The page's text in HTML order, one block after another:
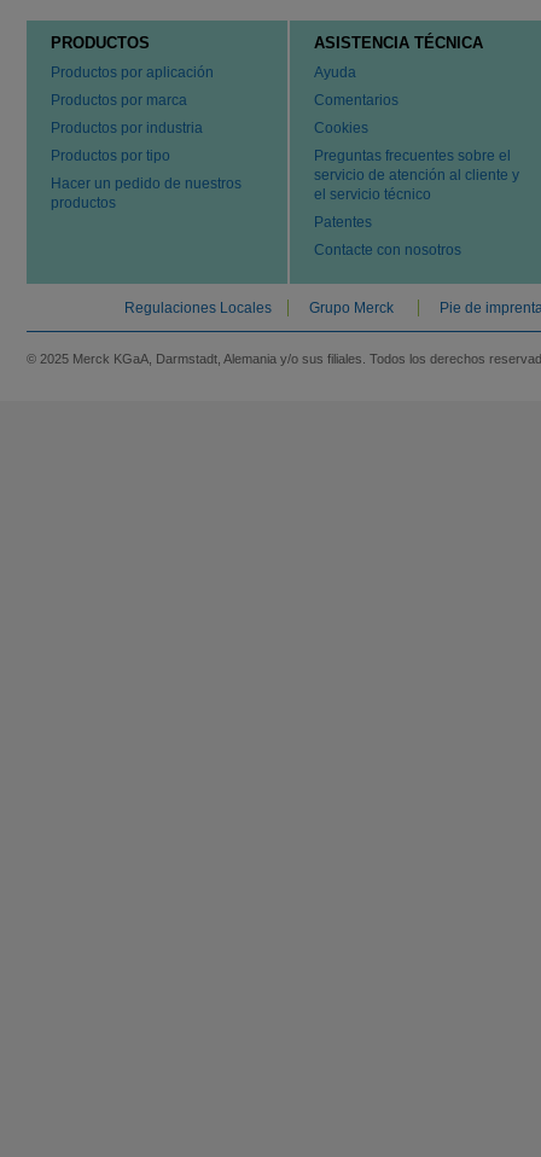
PRODUCTOS
Productos por aplicación
Productos por marca
Productos por industria
Productos por tipo
Hacer un pedido de nuestros
productos
ASISTENCIA TÉCNICA
Ayuda
Comentarios
Cookies
Preguntas frecuentes sobre el
servicio de atención al cliente y
el servicio técnico
Patentes
Contacte con nosotros
Regulaciones Locales Grupo Merck Pie de
© 2025 Merck KGaA, Darmstadt, Alemania y/o sus filiales. Todos los derechos